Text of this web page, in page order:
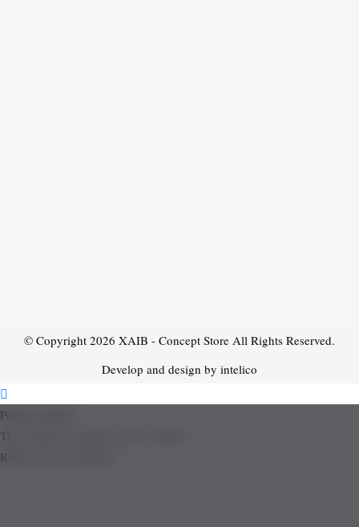
© Copyright 2026 XAIB - Concept Store All Rights Reserved.
Develop and design by intelico
Product added!
The product is already in the wishlist!
Removed from Wishlist